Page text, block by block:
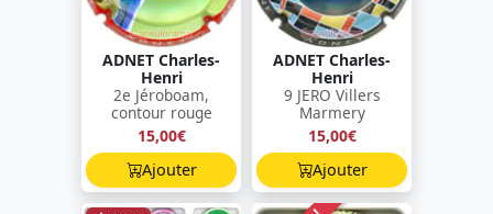
ADNET Charles-
Henri
2e Jéroboam,
contour rouge
15,00€
Ajouter
ADNET Charles-
Henri
9 JERO Villers
Marmery
15,00€
Ajouter